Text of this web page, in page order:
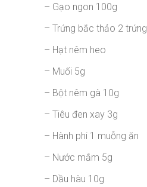
– Gạo ngon 100g
– Trứng bắc thảo 2 trứng
– Hạt nêm heo
– Muối 5g
– Bột nêm gà 10g
– Tiêu đen xay 3g
– Hành phi 1 muỗng ăn
– Nước mắm 5g
– Dầu hàu 10g